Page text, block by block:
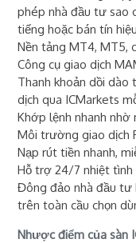
phép nhà đầu tư sao
tiếng hoặc bán tín
Nền tảng MT4, MT5,
Công cụ giao dịch
Thanh khoản dồi dào
dịch qua ICMarkets
Khớp lệnh nhanh nhờ
Môi trường giao dịch
Nạp rút tiền nhanh,
Hỗ trợ 24/7 nhiệt tình
Đông đảo nhà đầu tư
trên toàn cầu chọn
Nhược điểm của sàn